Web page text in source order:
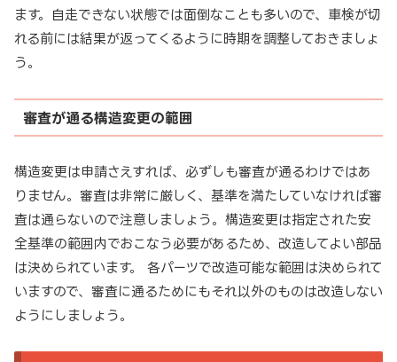
ます。自走できない状態では面倒なことも多いので、車検が切
れる前には結果が返ってくるように時期を調整しておきましょ
う。
審査が通る構造変更の範囲
構造変更は申請さえすれば、必ずしも審査が通るわけではあ
りません。審査は非常に厳しく、基準を満たしていなければ審
査は通らないので注意しましょう。構造変更は指定された安
全基準の範囲内でおこなう必要があるため、改造してよい部品
は決められています。 各パーツで改造可能な範囲は決められて
いますので、審査に通るためにもそれ以外のものは改造しない
ようにしましょう。